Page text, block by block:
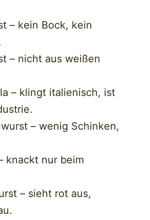
– kein Bock, kein
– nicht aus weißen
– klingt italienisch, ist
– wenig Schinken,
knackt nur beim
– sieht rot aus,